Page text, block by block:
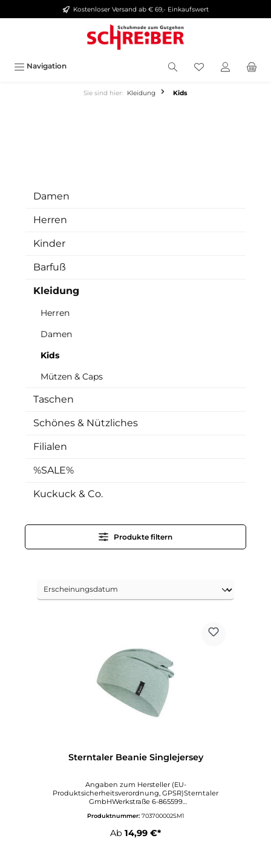
springen Kostenloser Versand ab € 69,- Einkaufswert
Navigation
Sie sind hier: Kleidung Kids
Damen
Herren
Kinder
Barfuß
Kleidung
Herren
Damen
Kids
Mützen & Caps
Taschen
Schönes & Nützliches
Filialen
%SALE%
Kuckuck & Co.
Produkte filtern
Sterntaler Beanie Singlejersey
Angaben zum Hersteller (EU-
Produktsicherheitsverordnung, GPSR)Sterntaler
GmbHWerkstraße 6-865599
rntaler.com
Produktnummer: 703700002SM1
Ab 14,99 €*